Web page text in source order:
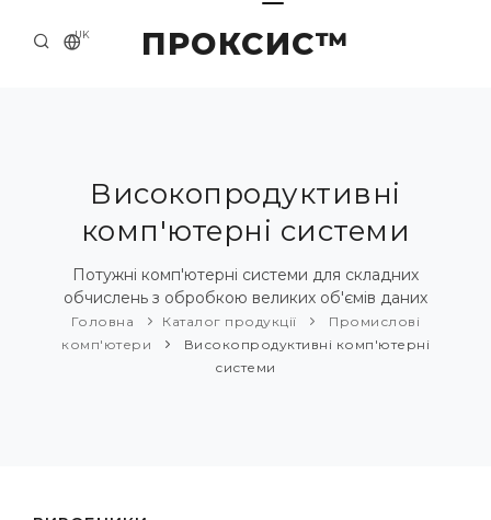
ПРОКСИС™
UK
ПРО НАС
ПРИКЛАДИ ТА РІШЕННЯ
КАТАЛОГ ПРОДУКЦІЇ
НОВИНИ
Високопродуктивні
комп'ютерні системи
Потужні комп'ютерні системи для складних
обчислень з обробкою великих об'ємів даних
Головна Каталог продукції
Промислові
комп'ютери
Високопродуктивні комп'ютерні
системи